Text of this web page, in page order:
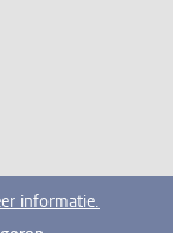
informatie.